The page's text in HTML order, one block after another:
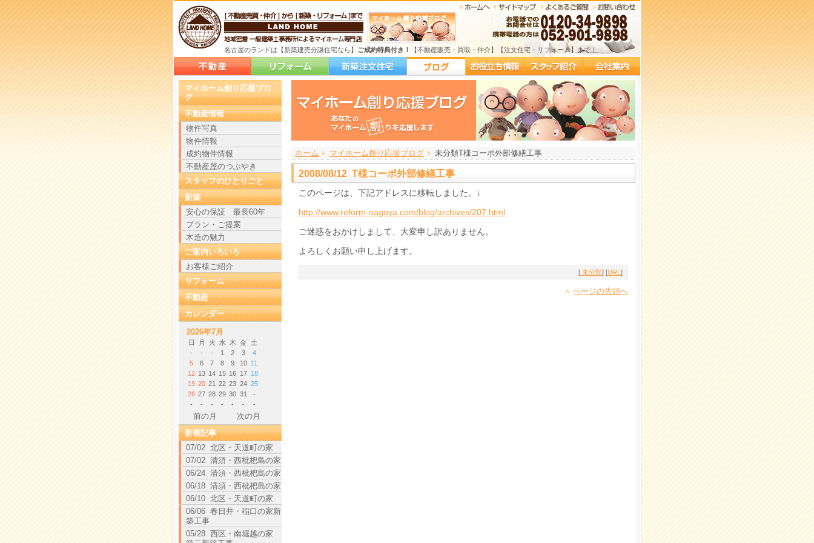
名古屋のランドは【新築建売分譲住宅なら】 ご成約特典付き！ 【不動産販売・買取・仲介】【注文住宅・リフォーム】まで！
ホーム
> マイホーム創り応援ブログ
> 未分類
> T様コーポ外部修繕工事
2008/08/12 T様コーポ外部修繕工事
このページは、下記アドレスに移転しました。↓
http://www.reform-nagoya.com/blog/archives/207.html
ご迷惑をおかけしまして、大変申し訳ありません。
よろしくお願い申し上げます。
[ 未分類] [URL ]
ページの先頭へ
マイホーム創り応援ブロ
グ
不動産情報
物件写真
物件情報
成約物件情報
不動産屋のつぶやき
スタッフのひとりごと
新築
安心の保証 最長60年
プラン・ご提案
木造の魅力
ご案内いろいろ
お客様ご紹介
リフォーム
不動産
カレンダー
2026年7月
日 月 火 水 木 金
土
-
- - 1 2 3
4
5
6 7 8 9 10
11
12 13 14 15 16 17
18
19 20 21 22 23 24 25
26 27 28 29 30 31
-
-
- - - - - -
前の月
次の月
新着記事
07/02 北区・天道町の家
07/02 清須・西枇杷島の家
06/24 清須・西枇杷島の家
06/18 清須・西枇杷島の家
06/10 北区・天道町の家
06/06 春日井・稲口の家新
築工事
05/28 西区・南堀越の家